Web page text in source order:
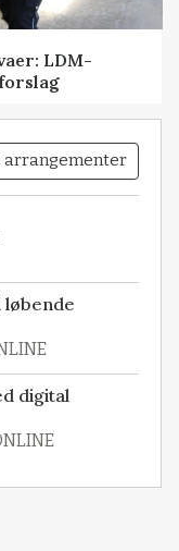
LDM-
arrangementer
løbende
digital